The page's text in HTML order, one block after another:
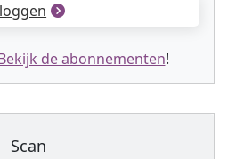
de abonnementen!
Scan